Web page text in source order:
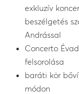
exkluzív
beszélgetés
Andrással
Concerto
felsorolása
baráti kör
módon